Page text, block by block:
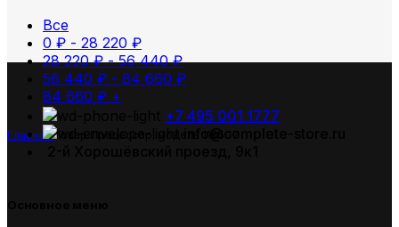
Все
0 ₽ - 28 220 ₽
28 220₽-56 440₽
56 440 ₽ - 84 660 ₽
84 660 ₽ +
ГлавнаяТовар Процессор, модель
+7 495 001 1777